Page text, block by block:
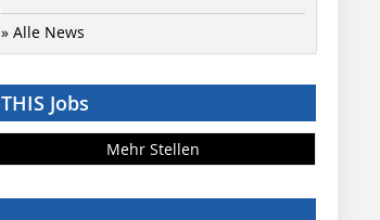
» Alle News
THIS Jobs
Mehr Stellen